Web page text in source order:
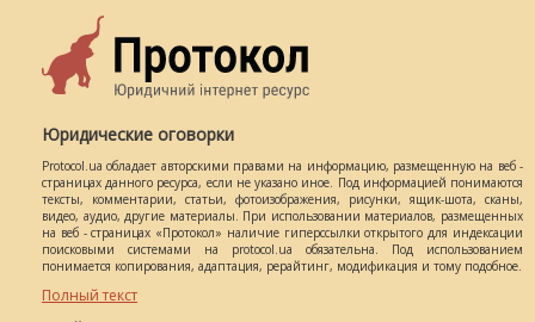
Юридические оговорки
Protocol.ua обладает авторскими правами на информацию, размещенную на веб -
страницах данного ресурса, если не указано иное. Под информацией понимаются
тексты, комментарии, статьи, фотоизображения, рисунки, ящик-шота, сканы,
видео, аудио, другие материалы. При использовании материалов, размещенных
на веб - страницах «Протокол» наличие гиперссылки открытого для индексации
поисковыми системами на protocol.ua обязательна. Под использованием
понимается копирования, адаптация, рерайтинг, модификация и тому подобное.
Полный текст